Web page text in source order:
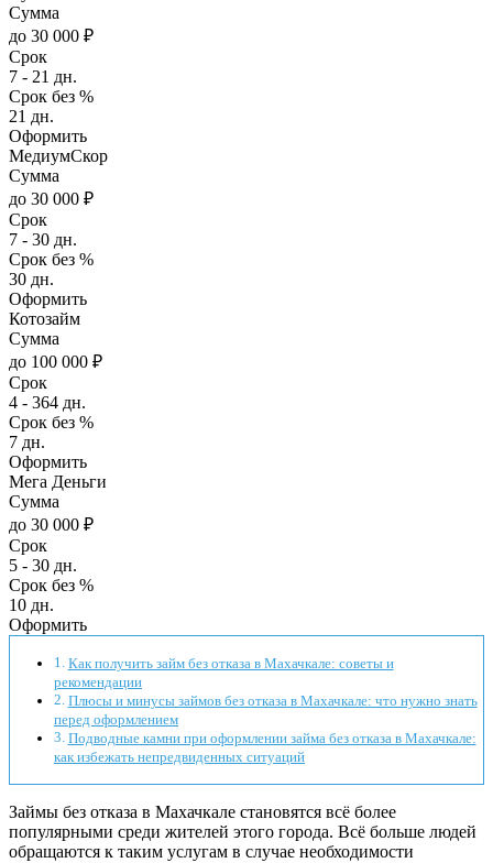
Сумма
до 30 000 ₽
Срок
7 - 21 дн.
Срок без %
21 дн.
Оформить
МедиумСкор
Сумма
до 30 000 ₽
Срок
7 - 30 дн.
Срок без %
30 дн.
Оформить
Котозайм
Сумма
до 100 000 ₽
Срок
4 - 364 дн.
Срок без %
7 дн.
Оформить
Мега Деньги
Сумма
до 30 000 ₽
Срок
5 - 30 дн.
Срок без %
10 дн.
Оформить
Как получить займ без отказа в Махачкале: советы и
рекомендации
Плюсы и минусы займов без отказа в Махачкале: что нужно знать
перед оформлением
Подводные камни при оформлении займа без отказа в Махачкале:
как избежать непредвиденных ситуаций
Займы без отказа в Махачкале становятся всё более
популярными среди жителей этого города. Всё больше людей
обращаются к таким услугам в случае необходимости